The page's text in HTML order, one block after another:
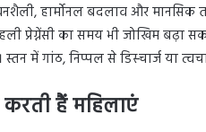
हार्मोनल बदलाव और
प्रेग्नेंसी का समय भी जोखिम
स्तन में गांठ, निप्पल से डिस्चार्ज या
हैं महिलाएं